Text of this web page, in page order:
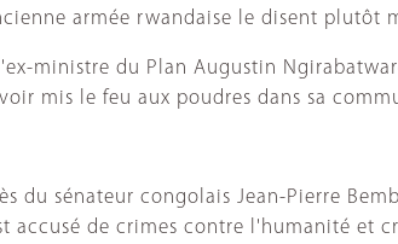
armée rwandaise le disent plutôt
ministre du Plan Augustin
mis le feu aux poudres dans sa
du sénateur congolais Jean-Pierre
accusé de crimes contre l'humanité et